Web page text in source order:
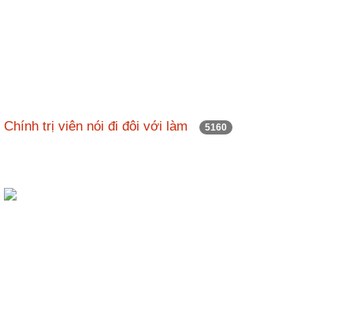
Chính trị viên nói đi đôi với làm 5160